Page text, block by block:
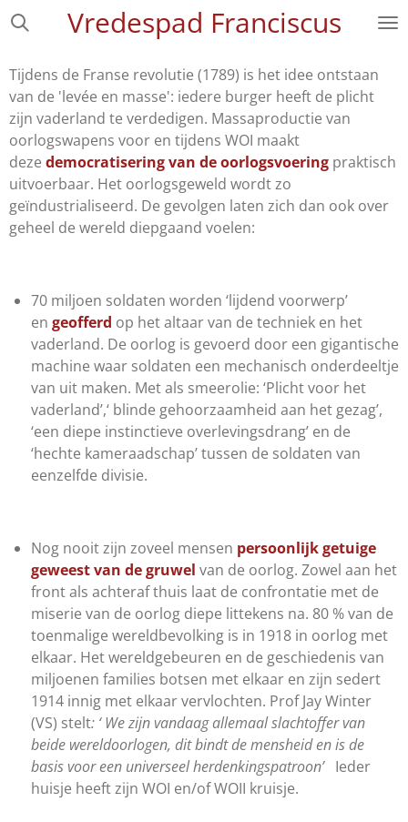
Ga
de
hoofdinhoud
Vredespad Franciscus
Tijdens de Franse revolutie (1789) is het idee ontstaan
van de 'levée en masse': iedere burger heeft de plicht
zijn vaderland te verdedigen. Massaproductie van
oorlogswapens voor en tijdens WOI maakt
deze democratisering van de oorlogsvoering praktisch
uitvoerbaar. Het oorlogsgeweld wordt zo
geïndustrialiseerd. De gevolgen laten zich dan ook over
geheel de wereld diepgaand voelen:
70 miljoen soldaten worden ‘lijdend voorwerp’
en geofferd op het altaar van de techniek en het
vaderland. De oorlog is gevoerd door een gigantische
machine waar soldaten een mechanisch onderdeeltje
van uit maken. Met als smeerolie: ‘Plicht voor het
vaderland’,‘ blinde gehoorzaamheid aan het gezag’,
‘een diepe instinctieve overlevingsdrang’ en de
‘hechte kameraadschap’ tussen de soldaten van
eenzelfde divisie.
Nog nooit zijn zoveel mensen persoonlijk getuige
geweest van de gruwel van de oorlog. Zowel aan het
front als achteraf thuis laat de confrontatie met de
miserie van de oorlog diepe littekens na. 80 % van de
toenmalige wereldbevolking is in 1918 in oorlog met
elkaar. Het wereldgebeuren en de geschiedenis van
miljoenen families botsen met elkaar en zijn sedert
1914 innig met elkaar vervlochten. Prof Jay Winter
(VS) stelt: ‘ We zijn vandaag allemaal slachtoffer van
beide wereldoorlogen, dit bindt de mensheid en is de
basis voor een universeel herdenkingspatroon’ Ieder
huisje heeft zijn WOI en/of WOII kruisje.